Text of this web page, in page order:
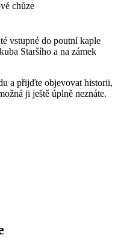
chůze
vstupné do poutní kaple
Staršího a na zámek
a přijďte objevovat historii,
ji ještě úplně neznáte.